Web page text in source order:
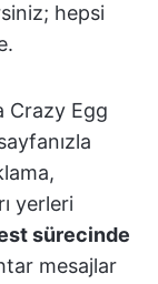
hepsi
Crazy Egg
yerleri
sürecinde
mesajlar